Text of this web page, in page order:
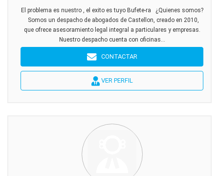
El problema es nuestro , el exito es tuyo Bufete-ra ¿Quienes somos?
Somos un despacho de abogados de Castellon, creado en 2010,
que ofrece asesoramiento legal integral a particulares y empresas.
Nuestro despacho cuenta con oficinas...
CONTACTAR
VER PERFIL